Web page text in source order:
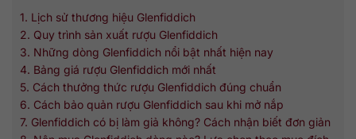
1. Lịch sử thương hiệu Glenfiddich
2. Quy trình sản xuất rượu Glenfiddich
3. Những dòng Glenfiddich nổi bật nhất hiện nay
4. Bảng giá rượu Glenfiddich mới nhất
5. Cách thưởng thức rượu Glenfiddich đúng chuẩn
6. Cách bảo quản rượu Glenfiddich sau khi mở nắp
7. Glenfiddich có bị làm giả không? Cách nhận biết đơn giản